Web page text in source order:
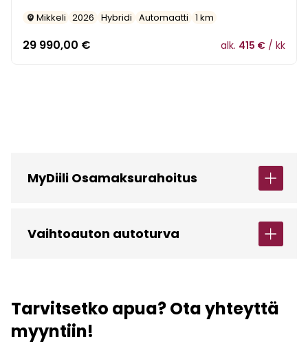
Mikkeli 2026 Hybridi Automaatti 1 km
29 990,00 € alk. 415 € / kk
MyDiili Osamaksurahoitus
Vaihtoauton autoturva
Tarvitsetko apua? Ota yhteyttä
myyntiin!